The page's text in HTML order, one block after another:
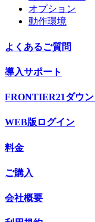
オプション
動作環境
よくあるご質問
導入サポート
FRONTIER21ダウ
WEB版ログイン
料金
ご購入
会社概要